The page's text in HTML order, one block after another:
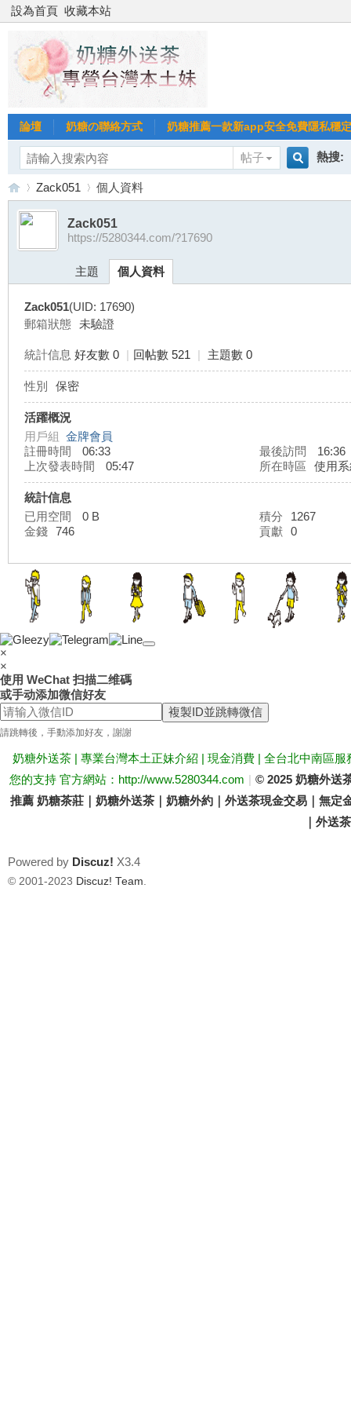
設為首頁 收藏本站
論壇 奶糖の聯絡方式 奶糖推薦一款新app安全免費隱私穩
帖子
熱搜:
台
外
送
茶
›
Zack051 個人資料
Zack051
https://5280344.com/?17690
主題 個人資料
Zack051(UID: 17690)
郵箱狀態 未驗證
統計信息 好友數 0 | 回帖數 521 | 主題數 0
性別 保密
活躍概況
用戶組 金牌會員
註冊時間
06:33 最後訪問
16:36
上次發表時間
05:47 所在時區 使用
統計信息
已用空間
0 B 積分
1267
金錢 746 貢獻 0
×
×
使用 WeChat 扫描二维碼
或手动添加微信好友
複製ID並跳轉微信
請跳轉後，手動添加好友，謝謝
奶糖外送茶 | 專業台灣本土正妹介紹 | 現金消費 | 全台北中南區
您的支持 官方網站：http://www.5280344.com | © 2025 奶糖外送
推薦 奶糖茶莊｜奶糖外送茶｜奶糖外約｜外送茶現金交易｜無
｜外送
Powered by Discuz! X3.4
© 2001-2023 Discuz! Team.